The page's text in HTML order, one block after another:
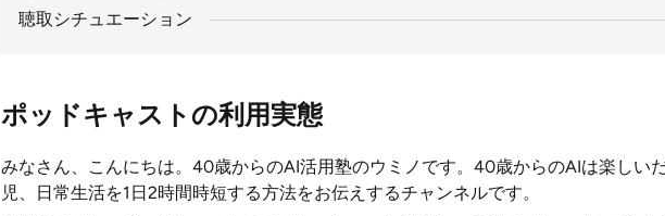
聴取シチュエーション
ポッドキャストの利用実態
みなさん、こんにちは。40歳からのAI活用塾のウミノです。40歳からのAIは楽しい
児、日常生活を1日2時間時短する方法をお伝えするチャンネルです。